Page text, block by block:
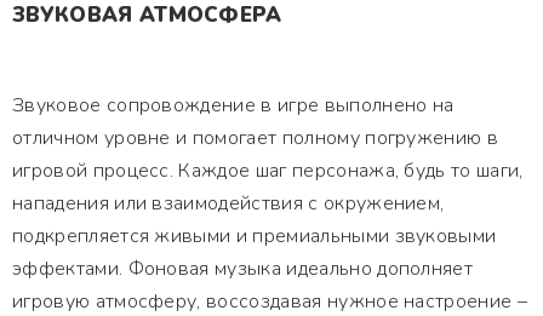
ЗВУКОВАЯ АТМОСФЕРА
Звуковое сопровождение в игре выполнено на
отличном уровне и помогает полному погружению в
игровой процесс. Каждое шаг персонажа, будь то шаги,
нападения или взаимодействия с окружением,
подкрепляется живыми и премиальными звуковыми
эффектами. Фоновая музыка идеально дополняет
игровую атмосферу, воссоздавая нужное настроение –